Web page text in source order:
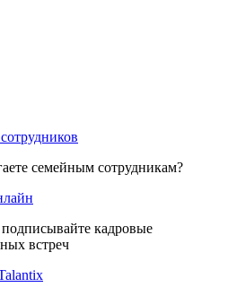
семейным сотрудникам?
кадровые
встреч